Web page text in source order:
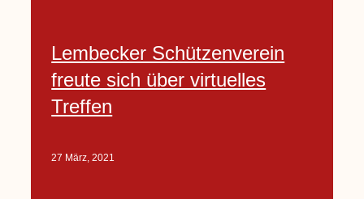
Lembecker Schützenverein
freute sich über virtuelles
Treffen
27 März, 2021